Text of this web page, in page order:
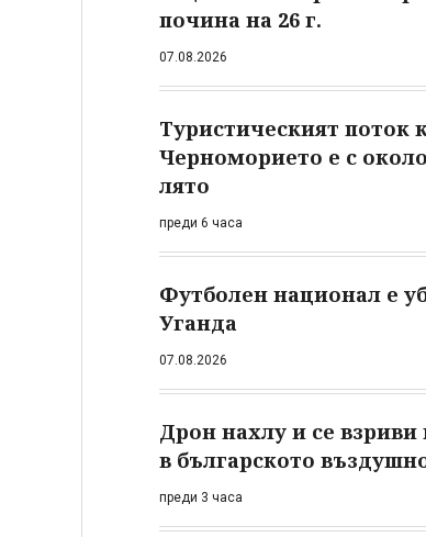
почина на 26 г.
07.08.2026
Туристическият поток
Черноморието е с
лято
преди 6 часа
Футболен национал е
Уганда
07.08.2026
Дрон нахлу и се взриви
в българското
преди 3 часа